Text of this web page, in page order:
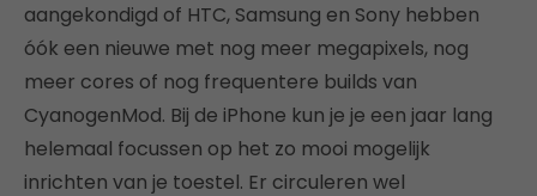
aangekondigd of HTC, Samsung en Sony hebben
óók een nieuwe met nog meer megapixels, nog
meer cores of nog frequentere builds van
CyanogenMod. Bij de iPhone kun je je een jaar lang
helemaal focussen op het zo mooi mogelijk
inrichten van je toestel. Er circuleren wel